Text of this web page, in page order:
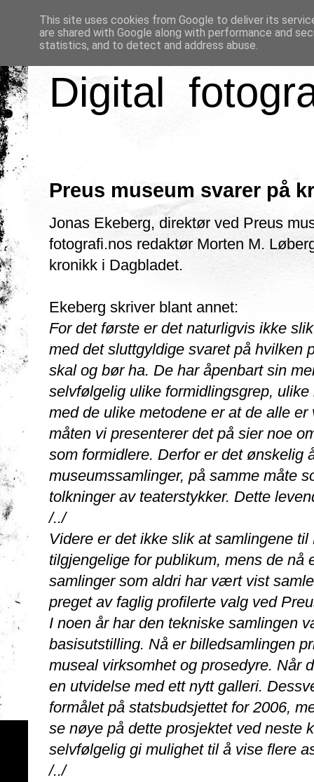
Digital
Preus museum svarer på
Jonas Ekeberg, direktør ved Preus
fotografi.nos redaktør Morten M.
kronikk i Dagbladet.
Ekeberg skriver blant annet:
For det første er det naturligvis ikke
med det sluttgyldige svaret på hvilken
skal og bør ha. De har åpenbart sin
selvfølgelig ulike formidlingsgrep,
med de ulike metodene er at de alle
måten vi presenterer det på sier noe
som formidlere. Derfor er det ønskelig
museumssamlinger, på samme måte
tolkninger av teaterstykker. Dette
/../
Videre er det ikke slik at samlingene
tilgjengelige for publikum, mens de nå
samlinger som aldri har vært vist
preget av faglig profilerte valg ved
I noen år har den tekniske samlingen
basisutstilling. Nå er billedsamlingen
museal virksomhet og prosedyre. Når
en utvidelse med ett nytt galleri.
formålet på statsbudsjettet for 2006,
se nøye på dette prosjektet ved neste
selvfølgelig gi mulighet til å vise flere
/../
This site uses cookies from Google to deliver its
are shared with Google along with performance and
statistics, and to detect and address abuse.